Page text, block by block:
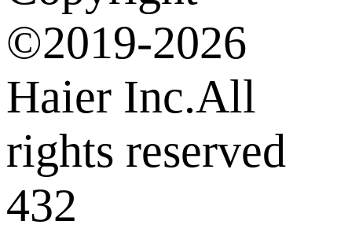
©2019-2026
Haier Inc.All
rights reserved
432